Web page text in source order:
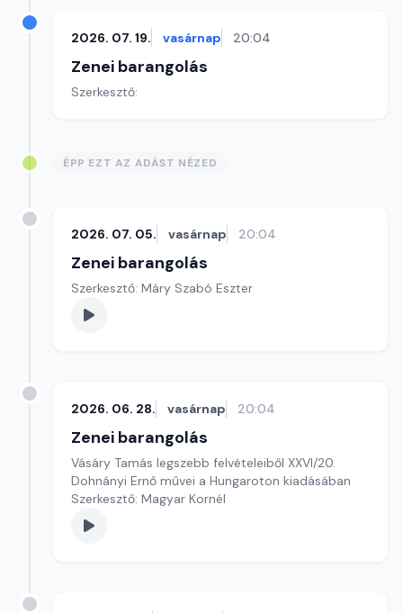
2026. 07. 19. vasárnap 20:04
Zenei barangolás
Szerkesztő:
ÉPP EZT AZ ADÁST NÉZED
2026. 07. 05. vasárnap 20:04
Zenei barangolás
Szerkesztő: Máry Szabó Eszter
2026. 06. 28. vasárnap 20:04
Zenei barangolás
Vásáry Tamás legszebb felvételeiből XXVI/20.
Dohnányi Ernő művei a Hungaroton kiadásában
Szerkesztő: Magyar Kornél